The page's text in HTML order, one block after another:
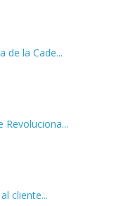
de la Cade...
Revoluciona...
cliente...